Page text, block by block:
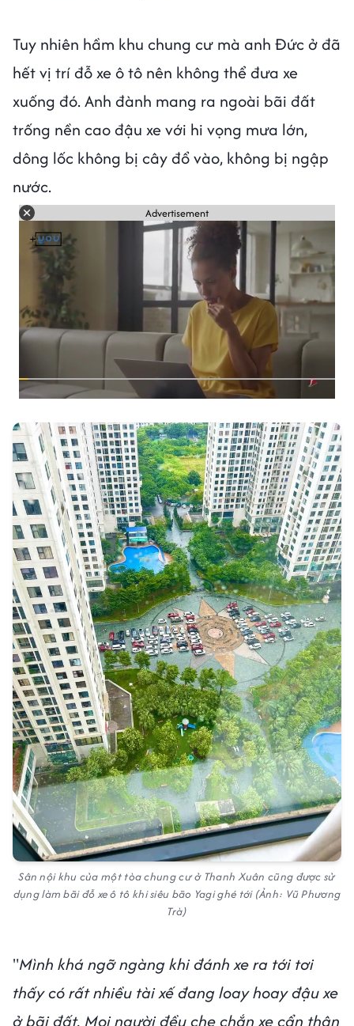
Tuy nhiên hầm khu chung cư mà anh Đức ở đã
hết vị trí đỗ xe ô tô nên không thể đưa xe
xuống đó. Anh đành mang ra ngoài bãi đất
trống nền cao đậu xe với hi vọng mưa lớn,
dông lốc không bị cây đổ vào, không bị ngập
nước.
Advertisement
Sân nội khu của một tòa chung cư ở Thanh Xuân cũng được sử
dụng làm bãi đỗ xe ô tô khi siêu bão Yagi ghé tới (Ảnh: Vũ Phương
Trà)
"Mình khá ngỡ ngàng khi đánh xe ra tới tơi
thấy có rất nhiều tài xế đang loay hoay đậu xe
ở bãi đất. Mọi người đều che chắn xe cẩn thận